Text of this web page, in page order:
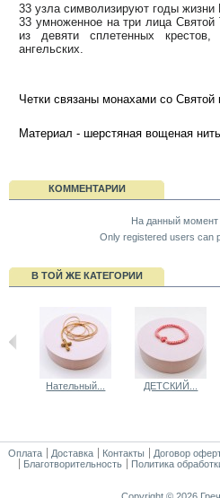
33 узла символизируют годы жизни
33 умноженное на три лица
из девяти сплетенных
ангельских.
Четки связаны монахами со Святой
Материал - шерстяная вощеная
КОММЕНТАРИИ
На данный момент
Only registered users can
В ТОЙ ЖЕ КАТЕГОРИИ
Нательный... ДЕТСКИЙ...
Оплата Доставка Контакты Договор
Благотворительность
Политика